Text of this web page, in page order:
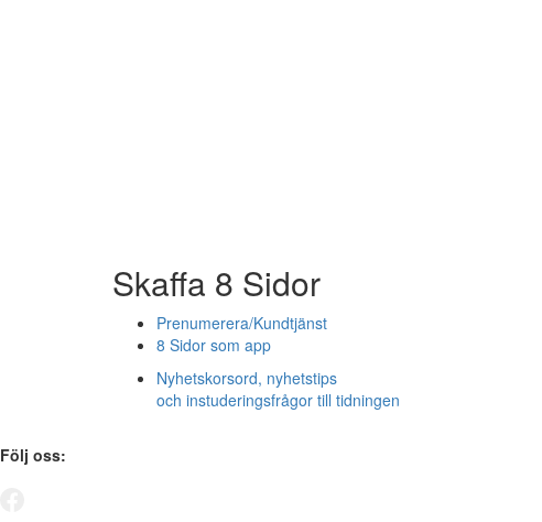
Skaffa 8 Sidor
Prenumerera/Kundtjänst
8 Sidor som app
Nyhetskorsord, nyhetstips
och instuderingsfrågor till tidningen
Följ oss: